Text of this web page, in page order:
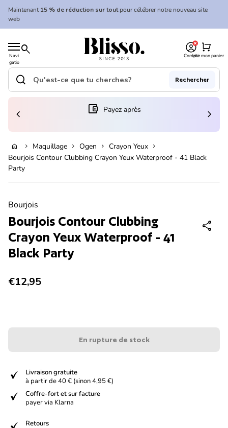
Skip to content
Maintenant15 % de réduction sur toutpour célébrer notre nouveau site
web
Navi
gatio
n
mobil
search
Accueil
CompteVoir mon panier
shopping_cart
Accueil
Recherche"
search Rechercher
(le lien s'ouvre dans un nouvel onglet/fenêtre)
account_balance_wallet Payez après
chevron_left chevron_right
home chevron_right Maquillage chevron_right Ogen chevron_right Crayon Yeux chevron_right
Bourjois Contour Clubbing Crayon Yeux Waterproof - 41 Black
Party
Bourjois
Bourjois Contour Clubbing
Crayon Yeux Waterproof - 41
Black Party
share
Prix normal
€12,95
En rupture de stock
verified
Livraison gratuite
à partir de 40 € (sinon 4,95 €)
verified
Coffre-fort et sur facture
payer via Klarna
Retours